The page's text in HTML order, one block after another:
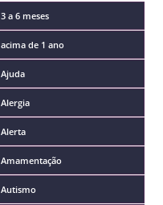
3 a 6 meses
acima de 1 ano
Ajuda
Alergia
Alerta
Amamentação
Autismo